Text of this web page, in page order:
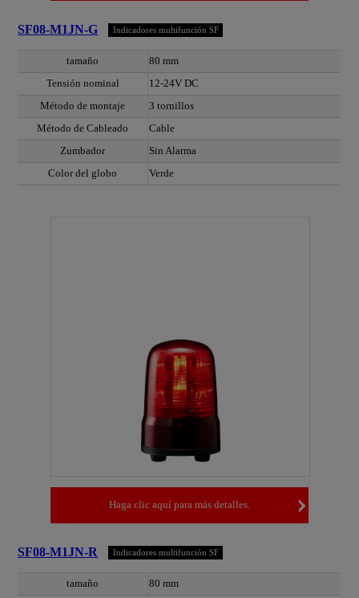
SF08-M1JN-G Indicadores multifunción SF
tamaño
80 mm
Tensión nominal
12-24V DC
Método de montaje
3 tornillos
Método de Cableado
Cable
Zumbador
Sin Alarma
Color del globo
Verde
Haga clic aquí para más detalles.
SF08-M1JN-R Indicadores multifunción SF
tamaño
80 mm